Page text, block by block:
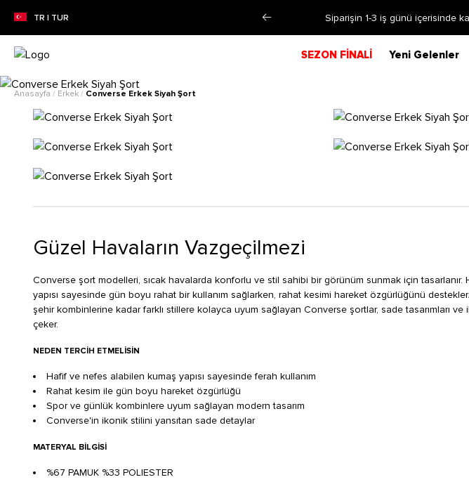
TR | TUR
İNDİRİMİ!Alışverişe Başla! Siparişin 1-3 iş günü içerisinde
SEZON FİNALİ Yeni Gelenler
Anasayfa / Erkek / Converse Erkek Siyah Şort
Güzel Havaların Vazgeçilmezi
Converse şort modelleri, sıcak havalarda konforlu ve stil sahibi bir görünüm sunmak için
yapısı sayesinde gün boyu rahat bir kullanım sağlarken, rahat kesimi hareket özgürlüğünü
şehir kombinlerine kadar farklı stillere kolayca uyum sağlayan Converse şortlar, sade tasarımları ve
çeker.
NEDEN TERCIH ETMELISIN
Hafif ve nefes alabilen kumaş yapısı sayesinde ferah kullanım
Rahat kesim ile gün boyu hareket özgürlüğü
Spor ve günlük kombinlere uyum sağlayan modern tasarım
Converse'in ikonik stilini yansıtan sade detaylar
MATERYAL BILGISI
%67 PAMUK %33 POLIESTER